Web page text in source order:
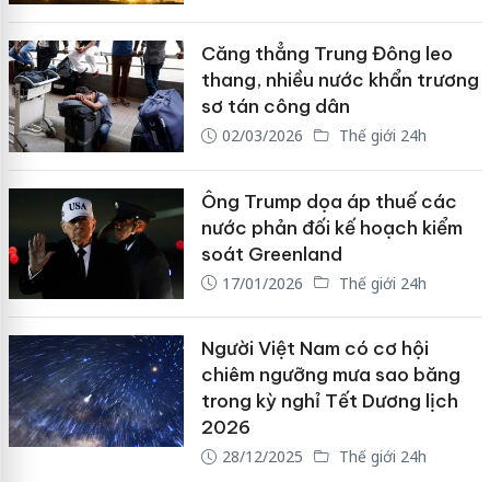
Căng thẳng Trung Đông leo
thang, nhiều nước khẩn trương
sơ tán công dân
02/03/2026 Thế giới 24h
Ông Trump dọa áp thuế các
nước phản đối kế hoạch kiểm
soát Greenland
17/01/2026 Thế giới 24h
Người Việt Nam có cơ hội
chiêm ngưỡng mưa sao băng
trong kỳ nghỉ Tết Dương lịch
2026
28/12/2025 Thế giới 24h